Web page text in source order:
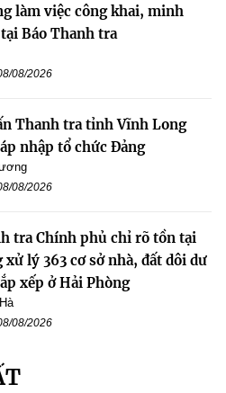
làm việc công khai, minh
Báo Thanh tra
08/2026
Thanh tra tỉnh Vĩnh Long
nhập tổ chức Đảng
08/2026
tra Chính phủ chỉ rõ tồn tại
xử lý 363 cơ sở nhà, đất dôi dư
xếp ở Hải Phòng
08/2026